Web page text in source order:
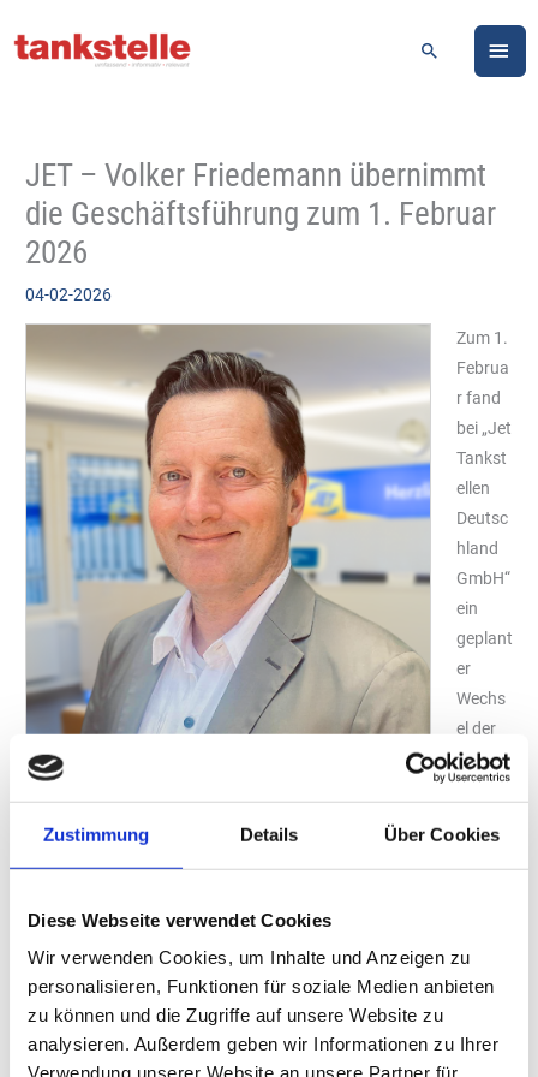
Zustimmung Details Über Cookies
Diese Webseite verwendet Cookies
Wir verwenden Cookies, um Inhalte und Anzeigen zu
personalisieren, Funktionen für soziale Medien anbieten
zu können und die Zugriffe auf unsere Website zu
analysieren. Außerdem geben wir Informationen zu Ihrer
Verwendung unserer Website an unsere Partner für
Inhalt
Suchen
JET – Volker Friedemann übernimmt
die Geschäftsführung zum 1. Februar
2026
04-02-2026
Zum 1.
Februa
r fand
bei „Jet
Tankst
ellen
Deutsc
hland
GmbH“
ein
geplant
er
Wechs
el der
Geschä
ftsführ
statt:
überna
hm die Position als Managing Director. Zuletzt war er
Geschäftsführer bei „EG Deutschland“. Friedemann gilt mit über
25 Jahren Erfahrung im Mineralöl- und Convenience-Geschäft als